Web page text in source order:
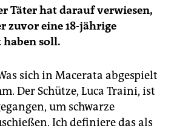
Täter hat darauf verwiesen,
zuvor eine 18-jährige
soll.
sich in Macerata abgespielt
Der Schütze, Luca Traini, ist
um schwarze
Ich definiere das als